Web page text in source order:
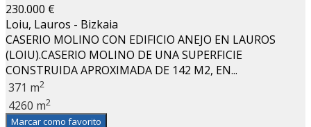
230.000 €
Loiu, Lauros - Bizkaia
CASERIO MOLINO CON EDIFICIO ANEJO EN LAUROS
(LOIU).CASERIO MOLINO DE UNA SUPERFICIE
CONSTRUIDA APROXIMADA DE 142 M2, EN...
371 m2
4260 m2
Marcar como favorito